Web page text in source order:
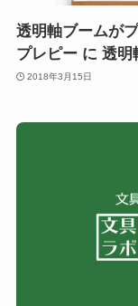
透明軸ブームが
プレピー に 透明
2018年3月15日